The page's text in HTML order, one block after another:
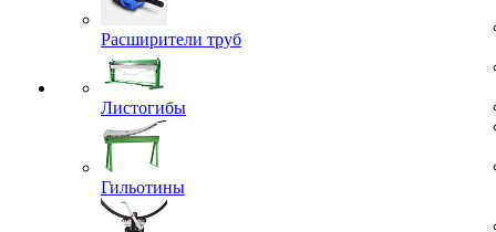
Расширители труб
Листогибы
Гильотины